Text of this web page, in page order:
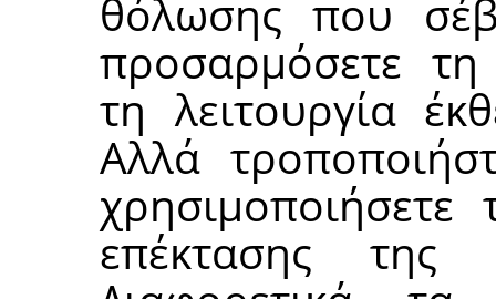
θόλωσης που
προσαρμόσετε
τη λειτουργία
Αλλά
χρησιμοποιήσετε
επέκτασης της